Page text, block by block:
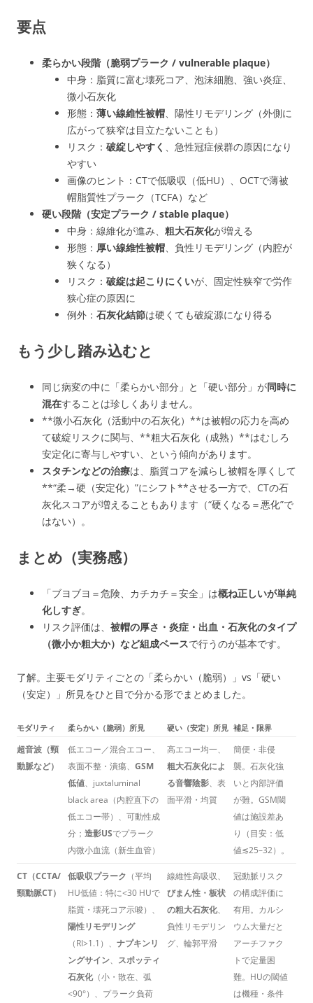
要点
柔らかい段階（脆弱プラーク / vulnerable plaque）
中身：脂質に富む壊死コア、泡沫細胞、強い炎症、
微小石灰化
形態： 薄い線維性被帽、陽性リモデリング（外側に
広がって狭窄は目立たないことも）
リスク： 破綻しやすく 、急性冠症候群の原因になり
やすい
画像のヒント：CTで低吸収（低HU）、OCTで薄被
帽脂質性プラーク（TCFA）など
硬い段階（安定プラーク / stable plaque）
中身：線維化が進み、 粗大石灰化が増える
形態： 厚い線維性被帽、負性リモデリング（内腔が
狭くなる）
リスク： 破綻は起こりにくいが、固定性狭窄で労作
狭心症の原因に
例外： 石灰化結節は硬くても破綻源になり得る
もう少し踏み込むと
同じ病変の中に「柔らかい部分」と「硬い部分」が同時に
混在することは珍しくありません。
**微小石灰化（活動中の石灰化）**は被帽の応力を高め
て破綻リスクに関与、**粗大石灰化（成熟）**はむしろ
安定化に寄与しやすい、という傾向があります。
スタチンなどの治療は、脂質コアを減らし被帽を厚くして
**“柔→硬（安定化）”にシフト**させる一方で、CTの石
灰化スコアが増えることもあります（“硬くなる＝悪化”で
はない）。
まとめ（実務感）
「ブヨブヨ＝危険、カチカチ＝安全」は概ね正しいが単純
化しすぎ。
リスク評価は、 被帽の厚さ・炎症・出血・石灰化のタイプ
（微小か粗大か）など組成ベースで行うのが基本です。
了解。主要モダリティごとの「柔らかい（脆弱）」vs「硬い
（安定）」所見をひと目で分かる形でまとめました。
モダリティ 柔らかい（脆弱）所見 硬い（安定）所見 補足・限界
超音波（頸
動脈など）
低エコー／混合エコー、
表面不整・潰瘍、 GSM
低値、juxtaluminal
black area（内腔直下の
低エコー帯）、可動性成
分； 造影USでプラーク
内微小血流（新生血管）
高エコー均一、
粗大石灰化によ
る音響陰影、表
面平滑・均質
簡便・非侵
襲。石灰化強
いと内部評価
が難。GSM閾
値は施設差あ
り（目安：低
値≲25–32）。
CT（CCTA/
頸動脈CT）
低吸収プラーク （平均
HU低値：特に<30 HUで
脂質・壊死コア示唆）、
陽性リモデリング
（RI>1.1）、 ナプキンリ
ングサイン、 スポッティ
石灰化（小・散在、弧
<90°）、プラーク負荷
線維性高吸収、
びまん性・板状
の粗大石灰化、
負性リモデリン
グ、輪郭平滑
冠動脈リスク
の構成評価に
有用。カルシ
ウム大量だと
アーチファク
トで定量困
難。HUの閾値
は機種・条件